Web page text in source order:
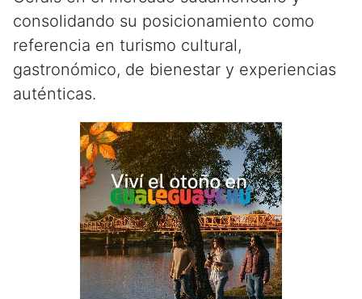
consolidando su posicionamiento como
referencia en turismo cultural,
gastronómico, de bienestar y experiencias
auténticas.